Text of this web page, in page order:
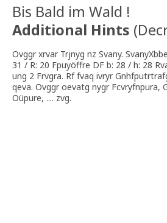
Bis Bald im Wald !
Additional Hints (
Ovggr xrvar Trjnyg nz Svany.
31 / R: 20 Fpuyöffre DF b: 28 / h: 28
ung 2 Frvgra. Rf fvaq ivryr
qeva. Ovggr oevatg nygr Fcvryfnpura,
Oüpure, .... zvg.